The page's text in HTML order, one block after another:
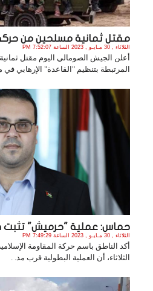
مقتل ثمانية مسلحين من
الثلاثاء , 30 مـايـو , 2023 الساعة 7:52:07 PM
أعلن الجيش الصومالي اليوم مقتل
المرتبطة بتنظيم "القاعدة" الإرهابي في
حماس: عملية "حرميش" تثبت
الثلاثاء , 30 مـايـو , 2023 الساعة 7:49:29 PM
أكد الناطق باسم حركة المقاومة
الثلاثاء، أن العملية البطولية قرب مد. .